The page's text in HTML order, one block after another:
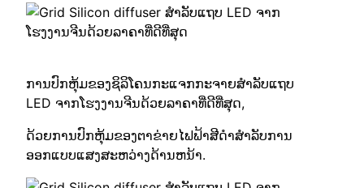
ການປົກຫຸ້ມຂອງຊິລິໂຄນກະແຈກກະຈາຍສໍາລັບແຖບ
LED ຈາກໂຮງງານຈີນດ້ວຍລາຄາທີ່ດີທີ່ສຸດ,
ດ້ວຍການປົກຫຸ້ມຂອງຕາຂ່າຍໄຟຟ້າສີດໍາສໍາລັບການ
ອອກແບບແສງສະຫວ່າງດ້ານຫນ້າ.